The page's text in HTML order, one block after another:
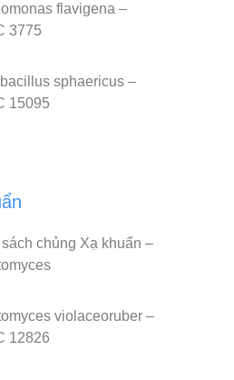
flavigena –
3775
sphaericus –
15095
chủng Xạ khuẩn –
violaceoruber –
12826